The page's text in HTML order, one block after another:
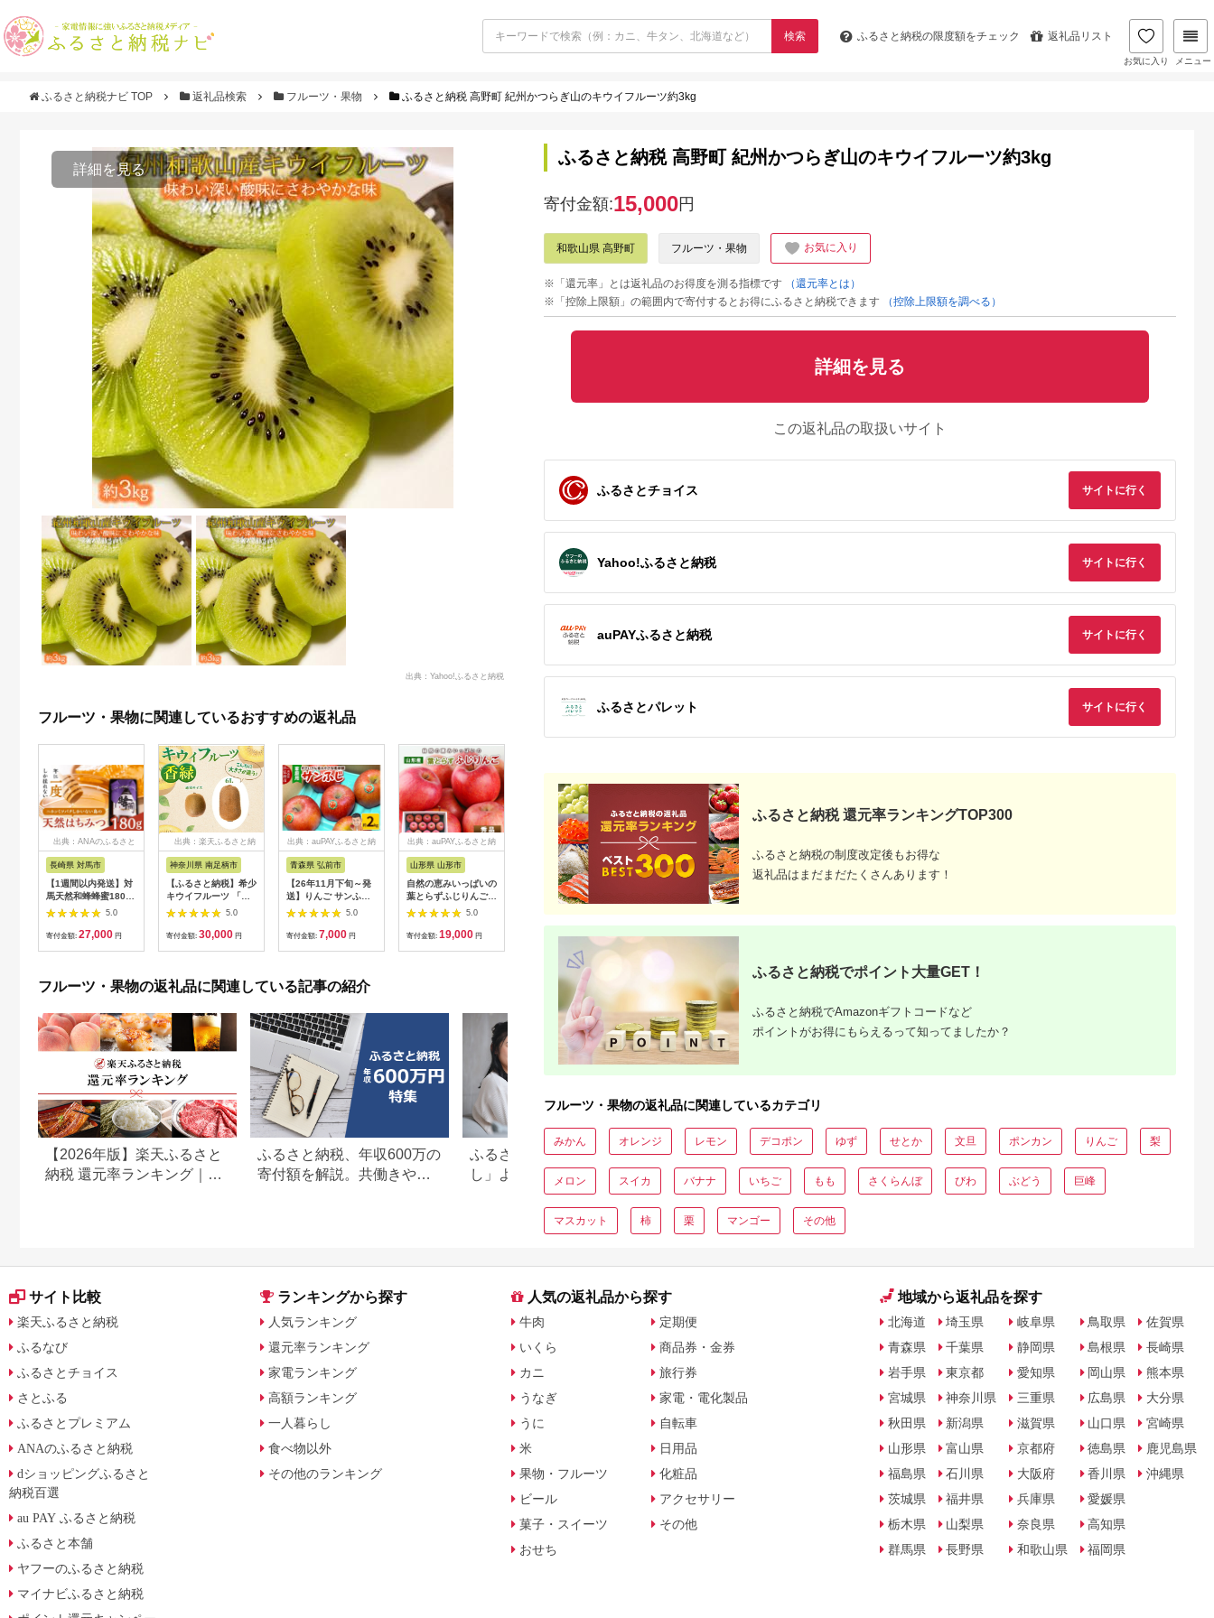
検索 ふるさと納税の限度額をチェック 返礼品リスト
お気に入り メニュー
ふるさと納税ナビ TOP 返礼品検索 フルーツ・果物 ふるさと納税 高野町 紀州かつらぎ山のキウイフルーツ約3kg
詳細を見る
出典：Yahoo!ふるさと納税
フルーツ・果物に関連しているおすすめの返礼品
出典：ANAのふるさと
長崎県 対馬市
【1週間以内発送】対
馬天然和蜂蜂蜜180g
1瓶 《 対馬市 》【 う
えはら株式会社 】 対
馬 新鮮 濃密 ニホンミ
少 [WAI089] スピード
発送 最速発送 最短発
5.0
寄付金額: 27,000 円
出典：楽天ふるさと納
神奈川県 南足柄市
【ふるさと納税】希少
キウイフルーツ 「香
緑」。6Lサイズ 20個
入り 糖度16度。甘く
ておいしい〈出荷時
ーツ 果物 くだもの 神
奈川県 南足柄市
5.0
寄付金額: 30,000 円
出典：auPAYふるさと納
青森県 弘前市
【26年11月下旬～発
送】りんご サンふじ
約2kg【家庭用】林檎
リンゴ 果物 くだもの
フルーツ 青森 [アップ
5.0
寄付金額: 7,000 円
出典：auPAYふるさと納
山形県 山形市
自然の恵みいっぱいの
葉とらずふじりんご
約10kg(46～50個入)
5.0
寄付金額: 19,000 円
出典：ふるさとプレミ
アム
和歌山県 美浜町
【産地直送】和歌山県
産 桃 約1kg（3～4
5.0
寄付金額:12,000円
出典：auPAYふるさと納
税
島根県 安来市
二十世紀梨 5kg【先
行受付 2026年 発送
5.0
寄付金額:23,000円
税
【ふるさと納税】
島町 ふるさと 納税 お
ーツ 果物 くだもの 期
5.0
【 定期便 3回 】【フ
ス クレープ） 2回 ~
物定期便 果物定期 定
試し 旬 取れたて 熊本
5.0 5.0
フルーツ・果物の返礼品に関連している記事の紹介
【2026年版】楽天ふるさと
納税 還元率ランキング｜高
ふるさと納税、年収600万の
寄付額を解説。共働きや子
ふるさと納税「一人暮ら
し」よかったもの特集。お
すすめ返礼品を紹介
楽天ふるさと納税「訳あ
り」返礼品特集！人気ラン
キングも紹介
ふるさと納税 高野町 紀州かつらぎ山のキウイフルーツ約3kg
寄付金額:15,000円
和歌山県 高野町 フルーツ・果物 お気に入り
※「還元率」とは返礼品のお得度を測る指標です
（還元率とは）
※「控除上限額」の範囲内で寄付するとお得にふるさと納税できます
（控除上限額を調べる）
詳細を見る
この返礼品の取扱いサイト
ふるさとチョイス サイトに行く
Yahoo!ふるさと納税 サイトに行く
auPAYふるさと納税 サイトに行く
ふるさとパレット サイトに行く
ふるさと納税 還元率ランキングTOP300
ふるさと納税の制度改定後もお得な
返礼品はまだまだたくさんあります！
ふるさと納税でポイント大量GET！
ふるさと納税でAmazonギフトコードなど
ポイントがお得にもらえるって知ってましたか？
フルーツ・果物の返礼品に関連しているカテゴリ
みかん オレンジ レモン デコポン ゆず せとか 文旦 ポンカン りんご 梨
メロン スイカ バナナ いちご もも さくらんぼ びわ ぶどう 巨峰
マスカット 柿 栗 マンゴー その他
サイト比較
楽天ふるさと納税
ふるなび
ふるさとチョイス
さとふる
ふるさとプレミアム
ANAのふるさと納税
dショッピングふるさと
納税百選
au PAY ふるさと納税
ふるさと本舗
ヤフーのふるさと納税
マイナビふるさと納税
ランキングから探す
人気ランキング
還元率ランキング
家電ランキング
高額ランキング
一人暮らし
食べ物以外
その他のランキング
人気の返礼品から探す
牛肉
いくら
カニ
うなぎ
うに
米
果物・フルーツ
ビール
菓子・スイーツ
おせち
定期便
商品券・金券
旅行券
家電・電化製品
自転車
日用品
化粧品
アクセサリー
その他
地域から返礼品を探す
北海道
青森県
岩手県
宮城県
秋田県
山形県
福島県
茨城県
栃木県
群馬県
埼玉県
千葉県
東京都
神奈川県
新潟県
富山県
石川県
福井県
山梨県
長野県
岐阜県
静岡県
愛知県
三重県
滋賀県
京都府
大阪府
兵庫県
奈良県
和歌山県
鳥取県
島根県
岡山県
広島県
山口県
徳島県
香川県
愛媛県
高知県
福岡県
佐賀県
長崎県
熊本県
大分県
宮崎県
鹿児島県
沖縄県